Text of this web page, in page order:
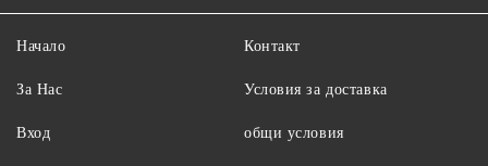
Начало
За Нас
Вход
Контакт
Условия за доставка
общи условия